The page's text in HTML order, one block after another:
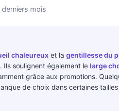
mois
chaleureux et la gentillesse du
soulignent également le large
grâce aux promotions.
de choix dans certaines